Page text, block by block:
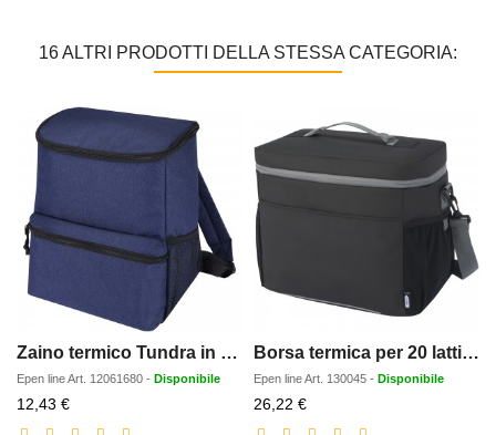
16 ALTRI PRODOTTI DELLA STESSA CATEGORIA:
Zaino termico Tundra in PET riciclato certificato GRS - 12L
Epen lineArt. 12061680 - Disponibile
12,43 €Prezzo
scontato
Borsa termica per 20 lattine in materiale riciclato certificato GRS Aqua - 22 L
Epen lineArt. 130045 - Disponibile
26,22 €Prezzo
scontato